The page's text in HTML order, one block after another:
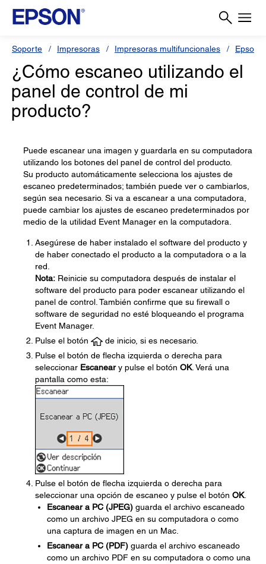
Soporte Impresoras Impresoras multifuncionales Epson
¿Cómo escaneo utilizando el
panel de control de mi
producto?
Puede escanear una imagen y guardarla en su computadora
utilizando los botones del panel de control del producto.
Su producto automáticamente selecciona los ajustes de
escaneo predeterminados; también puede ver o cambiarlos,
según sea necesario. Si va a escanear a una computadora,
puede cambiar los ajustes de escaneo predeterminados por
medio de la utilidad Event Manager en la computadora.
Asegúrese de haber instalado el software del producto y
de haber conectado el producto a la computadora o a la
red.
Nota: Reinicie su computadora después de instalar el
software del producto para poder escanear utilizando el
panel de control. También confirme que su firewall o
software de seguridad no esté bloqueando el programa
Event Manager.
Pulse el botón
de inicio, si es necesario.
Pulse el botón de flecha izquierda o derecha para
seleccionar Escaneary pulse el botón OK. Verá una
pantalla como esta:
Pulse el botón de flecha izquierda o derecha para
seleccionar una opción de escaneo y pulse el botón OK.
Escanear a PC (JPEG) guarda el archivo escaneado
como un archivo JPEG en su computadora o como
una captura de imagen en un Mac.
Escanear a PC (PDF) guarda el archivo escaneado
como un archivo PDF en su computadora o como una